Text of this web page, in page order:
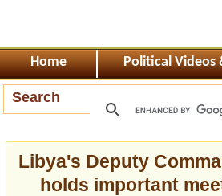
Home Political Videos
Search
Libya's Deputy
holds important